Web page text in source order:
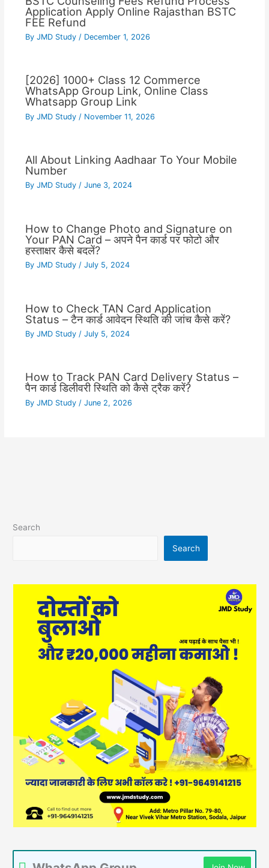
Application Apply Online Rajasthan BSTC
FEE Refund
By JMD Study / December 1, 2026
[2026] 1000+ Class 12 Commerce
WhatsApp Group Link, Online Class
Whatsapp Group Link
By JMD Study / November 11, 2026
All About Linking Aadhaar To Your Mobile
Number
By JMD Study / June 3, 2024
How to Change Photo and Signature on
Your PAN Card – अपने पैन कार्ड पर फोटो और
हस्ताक्षर कैसे बदलें?
By JMD Study / July 5, 2024
How to Check TAN Card Application
Status – टैन कार्ड आवेदन स्थिति की जांच कैसे करें?
By JMD Study / July 5, 2024
How to Track PAN Card Delivery Status –
पैन कार्ड डिलीवरी स्थिति को कैसे ट्रैक करें?
By JMD Study / June 2, 2026
Search
Search